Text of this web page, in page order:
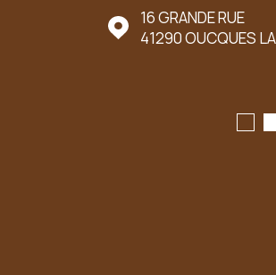
16 GRANDE RUE
41290 OUCQUES